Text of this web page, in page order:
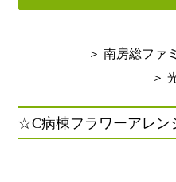
アクセス
介護老人
レクリエーション
光洋会グループ
スタッ
採
＞ 南房総ファ
＞
☆C病棟フラワーアレ